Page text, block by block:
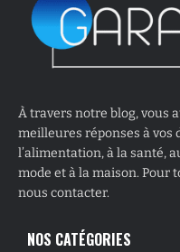
À travers notre blog, vous
meilleures réponses à vos
l’alimentation, à la santé,
mode et à la maison. Pour
nous contacter.
NOS CATÉGORIES